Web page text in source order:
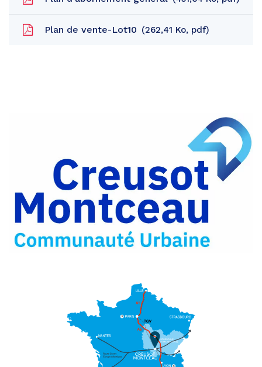
Plan de vente-Lot10 262,41 Ko, pdf
Facebook
Partager
Twitter
Partager
par
e-
mail